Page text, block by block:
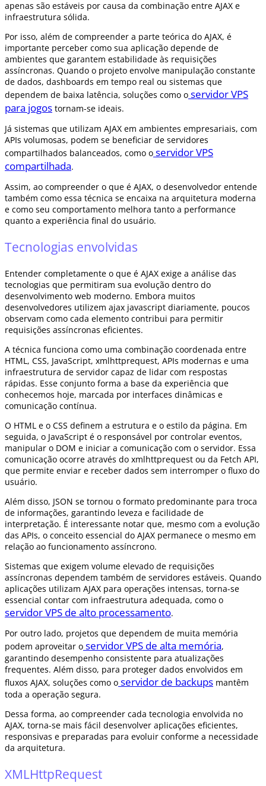
apenas são estáveis por causa da combinação entre AJAX e
infraestrutura sólida.
Por isso, além de compreender a parte teórica do AJAX, é
importante perceber como sua aplicação depende de
ambientes que garantem estabilidade às requisições
assíncronas. Quando o projeto envolve manipulação constante
de dados, dashboards em tempo real ou sistemas que
dependem de baixa latência, soluções como o servidor VPS
para jogos tornam-se ideais.
Já sistemas que utilizam AJAX em ambientes empresariais, com
APIs volumosas, podem se beneficiar de servidores
compartilhados balanceados, como o servidor VPS
compartilhada.
Assim, ao compreender o que é AJAX, o desenvolvedor entende
também como essa técnica se encaixa na arquitetura moderna
e como seu comportamento melhora tanto a performance
quanto a experiência final do usuário.
Tecnologias envolvidas
Entender completamente o que é AJAX exige a análise das
tecnologias que permitiram sua evolução dentro do
desenvolvimento web moderno. Embora muitos
desenvolvedores utilizem ajax javascript diariamente, poucos
observam como cada elemento contribui para permitir
requisições assíncronas eficientes.
A técnica funciona como uma combinação coordenada entre
HTML, CSS, JavaScript, xmlhttprequest, APIs modernas e uma
infraestrutura de servidor capaz de lidar com respostas
rápidas. Esse conjunto forma a base da experiência que
conhecemos hoje, marcada por interfaces dinâmicas e
comunicação contínua.
O HTML e o CSS definem a estrutura e o estilo da página. Em
seguida, o JavaScript é o responsável por controlar eventos,
manipular o DOM e iniciar a comunicação com o servidor. Essa
comunicação ocorre através do xmlhttprequest ou da Fetch API,
que permite enviar e receber dados sem interromper o fluxo do
usuário.
Além disso, JSON se tornou o formato predominante para troca
de informações, garantindo leveza e facilidade de
interpretação. É interessante notar que, mesmo com a evolução
das APIs, o conceito essencial do AJAX permanece o mesmo em
relação ao funcionamento assíncrono.
Sistemas que exigem volume elevado de requisições
assíncronas dependem também de servidores estáveis. Quando
aplicações utilizam AJAX para operações intensas, torna-se
essencial contar com infraestrutura adequada, como o
servidor VPS de alto processamento.
Por outro lado, projetos que dependem de muita memória
podem aproveitar o servidor VPS de alta memória,
garantindo desempenho consistente para atualizações
frequentes. Além disso, para proteger dados envolvidos em
fluxos AJAX, soluções como o servidor de backups mantêm
toda a operação segura.
Dessa forma, ao compreender cada tecnologia envolvida no
AJAX, torna-se mais fácil desenvolver aplicações eficientes,
responsivas e preparadas para evoluir conforme a necessidade
da arquitetura.
XMLHttpRequest